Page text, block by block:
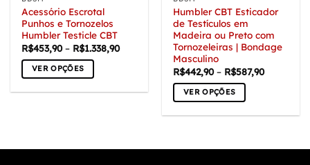
Acessório Escrotal
Punhos e Tornozelos
Humbler Testicle CBT
R$453,90 – R$1.338,90Faixa
R$1.338,90
VER OPÇÕES
Humbler CBT Esticador
de Testículos em
Madeira ou Preto com
Tornozeleiras | Bondage
Masculino
R$442,90 – R$587,90Faixa
R$587,90
VER OPÇÕES
várias